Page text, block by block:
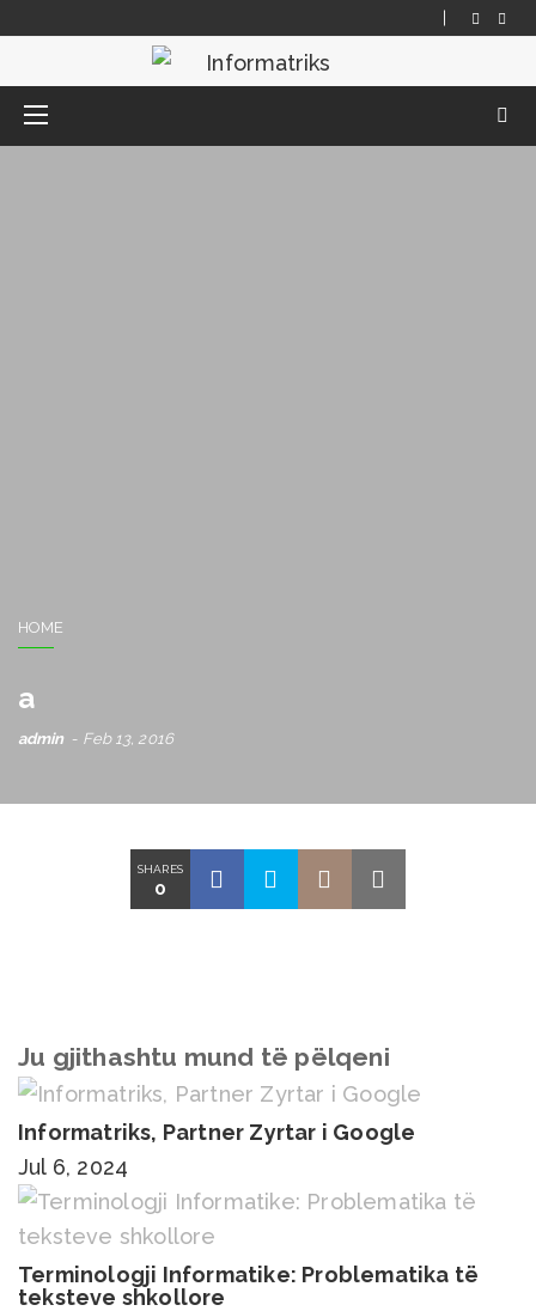
HOME
a
admin Feb 13, 2016
SHARES
0
Ju gjithashtu mund të pëlqeni
Informatriks, Partner Zyrtar i Google
Jul 6, 2024
Terminologji Informatike: Problematika të
teksteve shkollore